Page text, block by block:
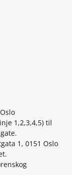
1,2,3,4,5) til
1, 0151 Oslo